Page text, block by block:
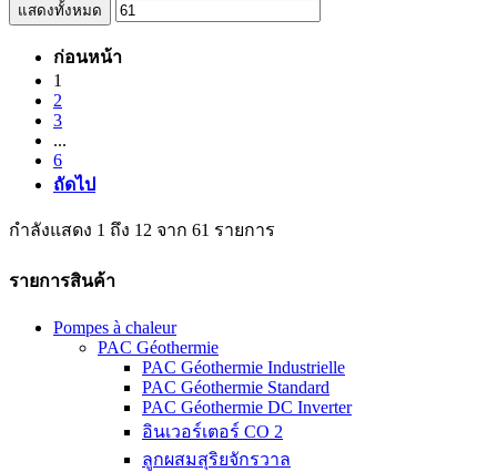
แสดงทั้งหมด
ก่อนหน้า
1
2
3
...
6
ถัดไป
กำลังแสดง 1 ถึง 12 จาก 61 รายการ
รายการสินค้า
Pompes à chaleur
PAC Géothermie
PAC Géothermie Industrielle
PAC Géothermie Standard
PAC Géothermie DC Inverter
อินเวอร์เตอร์ CO 2
ลูกผสมสุริยจักรวาล